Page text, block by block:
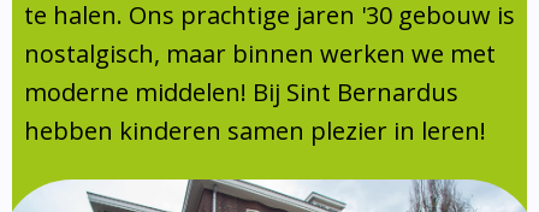
Schoollogopedie
schoolondersteuningsprofiel
Absentie
Vakanties
Aanmelden
Schoolgids
te halen. Ons prachtige jaren '30 gebouw is
nostalgisch, maar binnen werken we met
moderne middelen! Bij Sint Bernardus
hebben kinderen samen plezier in leren!